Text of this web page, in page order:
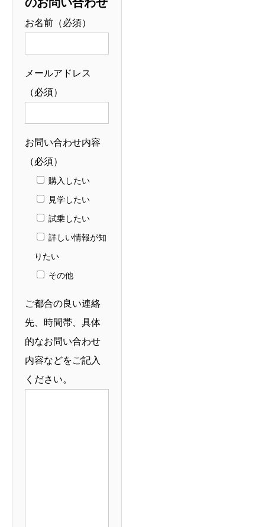
お名前（必須）
メールアドレス
（必須）
お問い合わせ内容
（必須）
購入したい
見学したい
試乗したい
詳しい情報が知
りたい
その他
ご都合の良い連絡
先、時間帯、具体
的なお問い合わせ
内容などをご記入
ください。